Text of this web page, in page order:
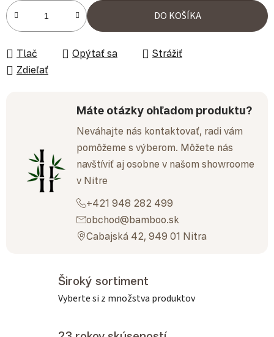
Jednotková cena:
DO KOŠÍKA
Tlač Opýtať sa
Strážiť
Zdieľať
Máte otázky ohľadom produktu?
Neváhajte nás kontaktovať, radi vám
pomôžeme s výberom. Môžete nás
navštíviť aj osobne v našom showroome
v Nitre
+421 948 282 499
obchod@bamboo.sk
Cabajská 42, 949 01 Nitra
Široký sortiment
Vyberte si z množstva produktov